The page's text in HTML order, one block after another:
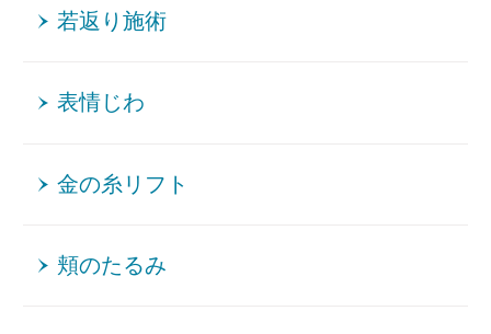
若返り施術
表情じわ
金の糸リフト
頬のたるみ